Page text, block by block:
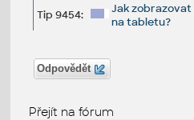
Tip 9454:
Jak
na tabletu?
Odpovědět
Přejít na fórum